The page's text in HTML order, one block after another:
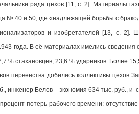
ряда цехов [11, c. 2]. Материалы
№ 40 и 50, где «надлежащей борьбы с
и изобретателей [13, c. 2].
года. В её материалах имелись сведения
% стахановцев, 23,6 % ударников. Более
первенства добились коллективы цехов
инженер Белов – экономия 634 тыс. руб., и
потерь рабочего времени: